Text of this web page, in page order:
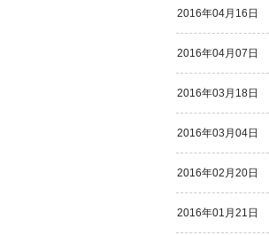
2016年04月16日
2016年04月07日
2016年03月18日
2016年03月04日
2016年02月20日
2016年01月21日